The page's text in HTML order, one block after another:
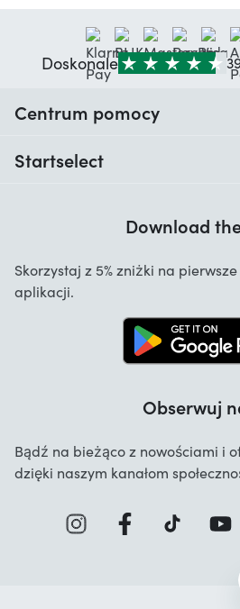
Doskonale
Centrum pomocy
Kontakt
Startselect
Startselect App
Oferty pracy
Download
Skorzystaj z 5% zniżki na
aplikacji.
Obserwuj
Bądź na bieżąco z nowościami i
dzięki naszym kanałom